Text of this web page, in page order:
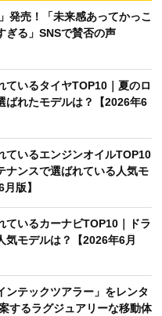
発売！「未来感あってかっこ
ぎる」SNSで賛否の声
ているタイヤTOP10｜夏のロ
ばれたモデルは？【2026年6
ているエンジンオイルTOP10
ナンスで選ばれている人気モ
版】
ているカーナビTOP10｜ドラ
気モデルは？【2026年6月
ンテックツアラー」をレンタ
するラグジュアリーな移動体